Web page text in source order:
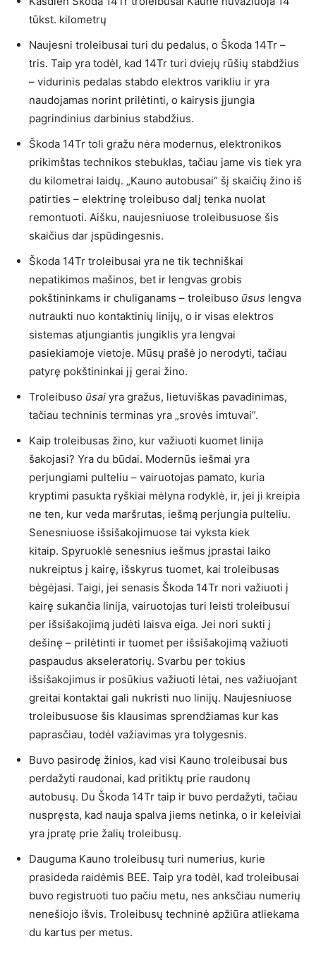
tūkst. kilometrų
Naujesni troleibusai turi du pedalus, o Škoda 14Tr –
tris. Taip yra todėl, kad 14Tr turi dviejų rūšių stabdžius
– vidurinis pedalas stabdo elektros varikliu ir yra
naudojamas norint prilėtinti, o kairysis įjungia
pagrindinius darbinius stabdžius.
Škoda 14Tr toli gražu nėra modernus, elektronikos
prikimštas technikos stebuklas, tačiau jame vis tiek yra
du kilometrai laidų. „Kauno autobusai“ šį skaičių žino iš
patirties – elektrinę troleibuso dalį tenka nuolat
remontuoti. Aišku, naujesniuose troleibusuose šis
skaičius dar įspūdingesnis.
Škoda 14Tr troleibusai yra ne tik techniškai
nepatikimos mašinos, bet ir lengvas grobis
pokštininkams ir chuliganams – troleibuso ūsus lengva
nutraukti nuo kontaktinių linijų, o ir visas elektros
sistemas atjungiantis jungiklis yra lengvai
pasiekiamoje vietoje. Mūsų prašė jo nerodyti, tačiau
patyrę pokštininkai jį gerai žino.
Troleibuso ūsai yra gražus, lietuviškas pavadinimas,
tačiau techninis terminas yra „srovės imtuvai”.
Kaip troleibusas žino, kur važiuoti kuomet linija
šakojasi? Yra du būdai. Modernūs iešmai yra
perjungiami pulteliu – vairuotojas pamato, kuria
kryptimi pasukta ryškiai mėlyna rodyklė, ir, jei ji kreipia
ne ten, kur veda maršrutas, iešmą perjungia pulteliu.
Senesniuose išsišakojimuose tai vyksta kiek
kitaip. Spyruoklė senesnius iešmus įprastai laiko
nukreiptus į kairę, išskyrus tuomet, kai troleibusas
bėgėjasi. Taigi, jei senasis Škoda 14Tr nori važiuoti į
kairę sukančia linija, vairuotojas turi leisti troleibusui
per išsišakojimą judėti laisva eiga. Jei nori sukti į
dešinę – prilėtinti ir tuomet per išsišakojimą važiuoti
paspaudus akseleratorių. Svarbu per tokius
išsišakojimus ir posūkius važiuoti lėtai, nes važiuojant
greitai kontaktai gali nukristi nuo linijų. Naujesniuose
troleibusuose šis klausimas sprendžiamas kur kas
paprasčiau, todėl važiavimas yra tolygesnis.
Buvo pasirodę žinios, kad visi Kauno troleibusai bus
perdažyti raudonai, kad pritiktų prie raudonų
autobusų. Du Škoda 14Tr taip ir buvo perdažyti, tačiau
nuspręsta, kad nauja spalva jiems netinka, o ir keleiviai
yra įpratę prie žalių troleibusų.
Dauguma Kauno troleibusų turi numerius, kurie
prasideda raidėmis BEE. Taip yra todėl, kad troleibusai
buvo registruoti tuo pačiu metu, nes anksčiau numerių
nenešiojo išvis. Troleibusų techninė apžiūra atliekama
du kartus per metus.